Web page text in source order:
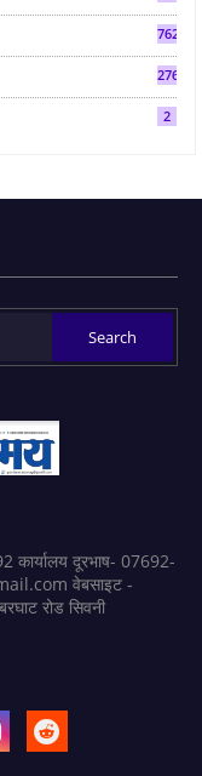
7624
2763
2
कार्यालय दूरभाष- 07692-
वेबसाइट -
रोड सिवनी